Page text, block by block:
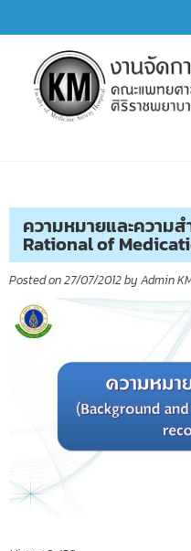
to
content
ความหมายและความ
Rational of
Posted on27/07/2012by Admin